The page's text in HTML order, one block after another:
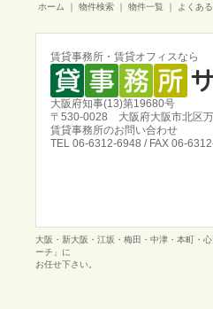
ホーム 物件検索 物件一覧 よくあ
賃貸事務所・賃貸オフィスなら
大阪府知事(13)第19680号
〒530-0028 大阪府大阪市北区
賃貸事務所のお問い合わせ
TEL 06-6312-6948 / FAX 06-
大阪・新大阪・江坂・梅田・中津・本町・
ーチ」に
お任せ下さい。